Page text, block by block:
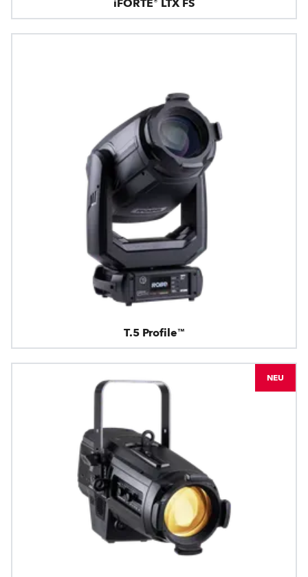
iFORTE® LTX FS
T.5 Profile™
NEU